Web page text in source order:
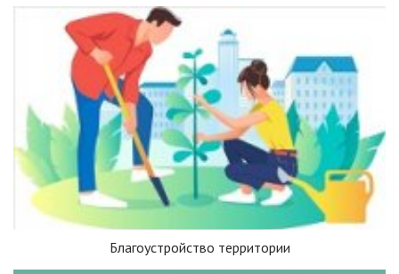
Благоустройство территории